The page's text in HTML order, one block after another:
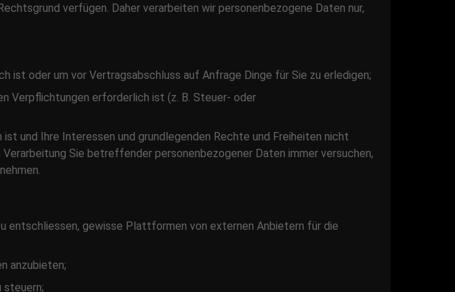
verfügen. Daher verarbeiten wir personenbezogene Daten nur,
ist oder um vor Vertragsabschluss auf Anfrage Dinge für Sie zu erledigen;
Verpflichtungen erforderlich ist (z. B. Steuer- oder
und Ihre Interessen und grundlegenden Rechte und Freiheiten nicht
Sie betreffender personenbezogener Daten immer versuchen,
entschliessen, gewisse Plattformen von externen Anbietern für die
anzubieten;
steuern;